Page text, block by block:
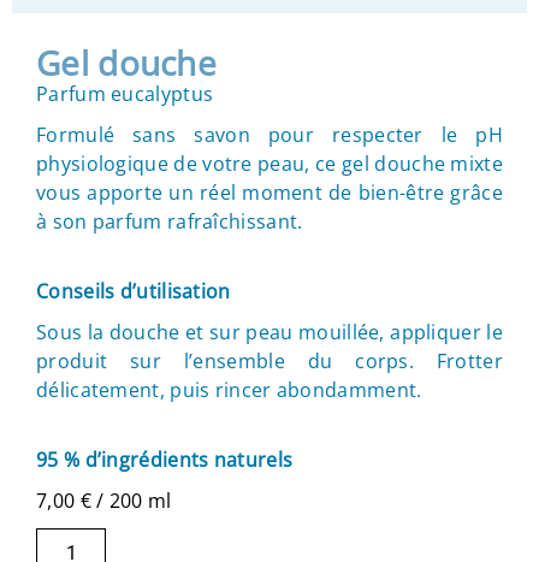
Gel douche
Parfum eucalyptus
Formulé sans savon pour respecter le pH
physiologique de votre peau, ce gel douche mixte
vous apporte un réel moment de bien-être grâce
à son parfum rafraîchissant.
Conseils d’utilisation
Sous la douche et sur peau mouillée, appliquer le
produit sur l’ensemble du corps. Frotter
délicatement, puis rincer abondamment.
95 % d’ingrédients naturels
7,00 €/ 200 ml